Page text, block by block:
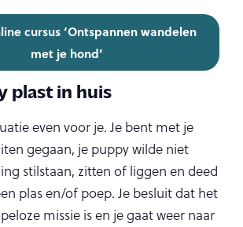
cursus ‘Ontspannen wandelen
met je hond’
plast in huis
even voor je. Je bent met je
gegaan, je puppy wilde niet
stilstaan, zitten of liggen en deed
plas en/of poep. Je besluit dat het
missie is en je gaat weer naar